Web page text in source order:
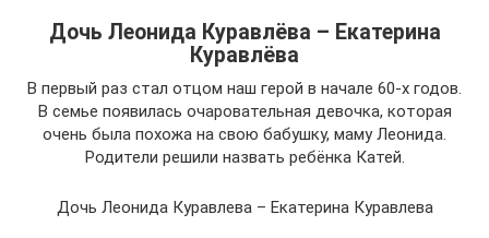
Дочь Леонида Куравлёва – Екатерина
Куравлёва
В первый раз стал отцом наш герой в начале 60-х годов.
В семье появилась очаровательная девочка, которая
очень была похожа на свою бабушку, маму Леонида.
Родители решили назвать ребёнка Катей.
Дочь Леонида Куравлева – Екатерина Куравлева